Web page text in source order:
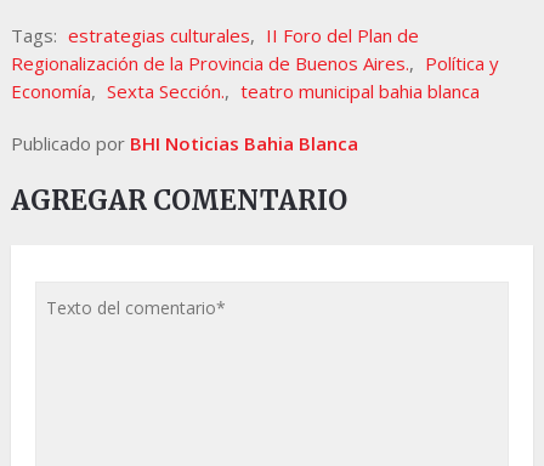
Tags: estrategias culturales, II Foro del Plan de
Regionalización de la Provincia de Buenos Aires., Política y
Economía, Sexta Sección., teatro municipal bahia blanca
Publicado por BHI Noticias Bahia Blanca
AGREGAR COMENTARIO